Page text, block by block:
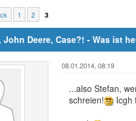
1 2 3
John Deere, Case?! - Was ist
08.01.2014, 08:19
...also Stefan,
schreien!
Icgh